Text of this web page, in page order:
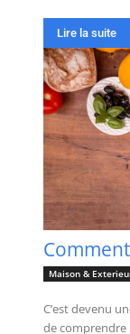
Lire la suite
Maison &
C’est devenu
de comprendre